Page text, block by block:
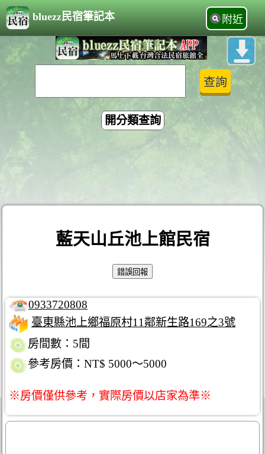
bluezz民宿筆記本 附近
開分類查詢
藍天山丘池上館民宿
0933720808
臺東縣池上鄉福原村11鄰新生路169之3號
房間數：5間
參考房價：NT$ 5000～5000
※房價僅供參考，實際房價以店家為準※